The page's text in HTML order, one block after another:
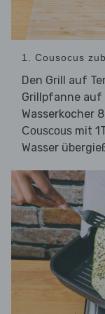
1. Cousocus
Den Grill auf
Grillpfanne
Wasserkocher
Couscous mit
Wasser